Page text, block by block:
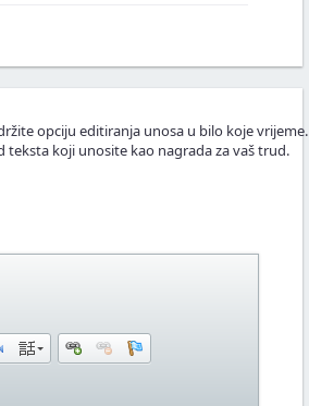
opciju editiranja unosa u bilo koje vrijeme.
teksta koji unosite kao nagrada za vaš trud.